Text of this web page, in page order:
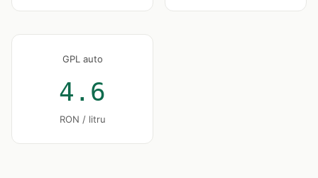
GPL auto
4.6
RON / litru